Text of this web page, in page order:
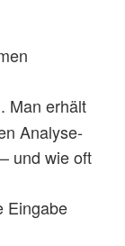
Man erhält
Analyse-
und wie oft
Eingabe